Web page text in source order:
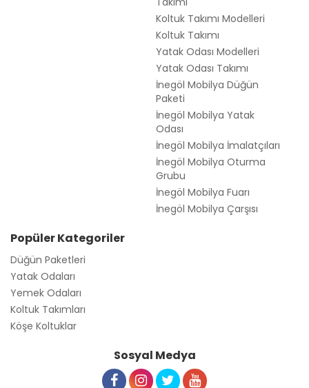
Koltuk Takımı Modelleri
Koltuk Takımı
Yatak Odası Modelleri
Yatak Odası Takımı
İnegöl Mobilya Düğün
Paketi
İnegöl Mobilya Yatak
Odası
İnegöl Mobilya İmalatçıları
İnegöl Mobilya Oturma
Grubu
İnegöl Mobilya Fuarı
İnegöl Mobilya Çarşısı
Popüler Kategoriler
Düğün Paketleri
Yatak Odaları
Yemek Odaları
Koltuk Takımları
Köşe Koltuklar
Sosyal Medya